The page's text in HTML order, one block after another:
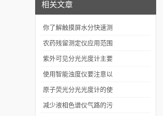
相关文章
你了解触摸屏水分快速测
定仪吗？
农药残留测定仪应用范围
及效果
紫外可见分光光度计主要
部件,类型,基本性能
使用智能浊度仪要注意以
下6点
原子荧光分光光度计的使
用注意事项介绍
减少液相色谱仪气路的污